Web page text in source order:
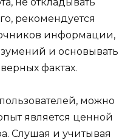
рекомендуется
информации,
и основывать
фактах.
можно
является ценной
Слушая и учитывая